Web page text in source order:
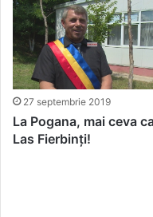
27 septembrie 2019
La Pogana, mai ceva
Las Fierbinți!